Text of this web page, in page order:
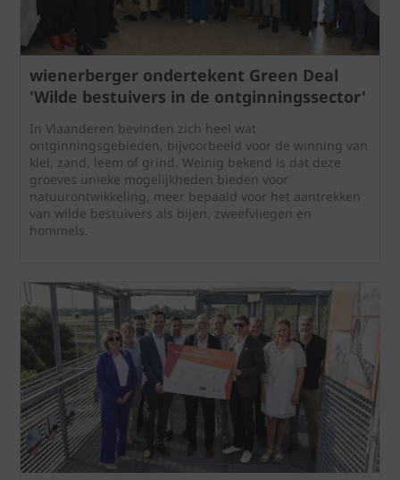
wienerberger ondertekent Green Deal
'Wilde bestuivers in de ontginningssector'
In Vlaanderen bevinden zich heel wat
ontginningsgebieden, bijvoorbeeld voor de winning van
klei, zand, leem of grind. Weinig bekend is dat deze
groeves unieke mogelijkheden bieden voor
natuurontwikkeling, meer bepaald voor het aantrekken
van wilde bestuivers als bijen, zweefvliegen en
hommels.